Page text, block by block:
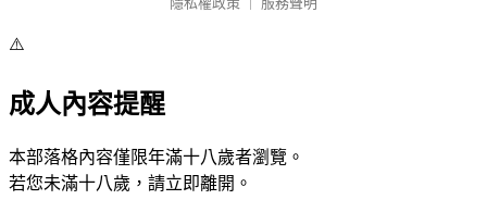
⚠️
成人內容提醒
本部落格內容僅限年滿十八歲者瀏覽。
若您未滿十八歲，請立即離開。